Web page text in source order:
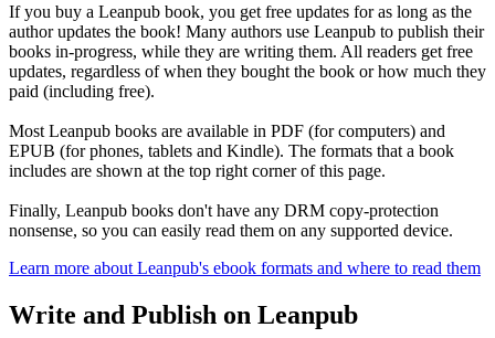
If you buy a Leanpub book, you get free updates for as long as the
author updates the book! Many authors use Leanpub to publish their
books in-progress, while they are writing them. All readers get free
updates, regardless of when they bought the book or how much they
paid (including free).
Most Leanpub books are available in PDF (for computers) and
EPUB (for phones, tablets and Kindle). The formats that a book
includes are shown at the top right corner of this page.
Finally, Leanpub books don't have any DRM copy-protection
nonsense, so you can easily read them on any supported device.
Learn more about Leanpub's ebook formats and where to read them
Write and Publish on Leanpub